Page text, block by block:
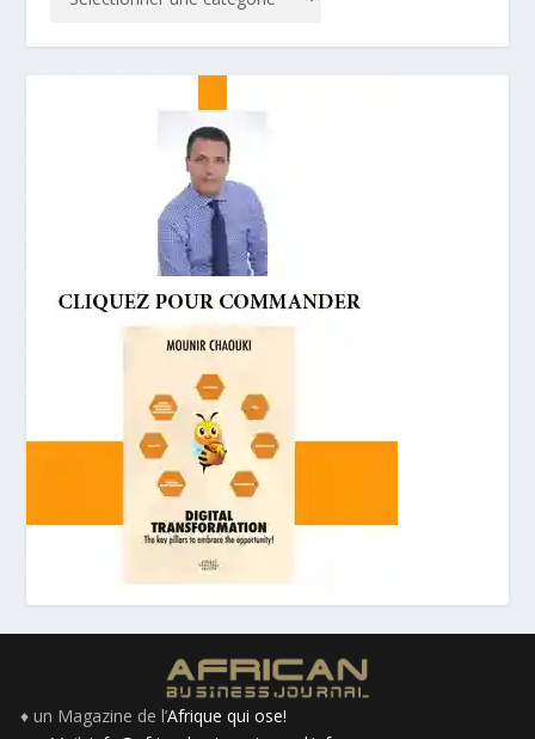
♦ un Magazine de l’Afrique qui ose!